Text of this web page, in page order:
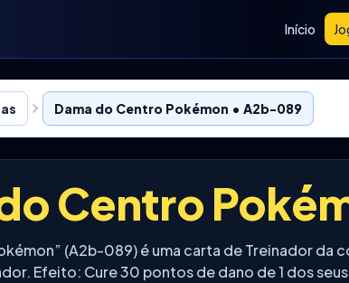
Início
Dama do Centro Pokémon • A2b-089
Centro
(A2b-089) é uma carta de Treinador da
Efeito: Cure 30 pontos de dano de 1 dos